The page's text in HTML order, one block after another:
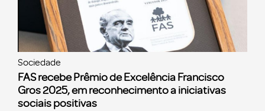
Sociedade
FAS recebe Prêmio de Excelência Francisco
Gros 2025, em reconhecimento a iniciativas
sociais positivas